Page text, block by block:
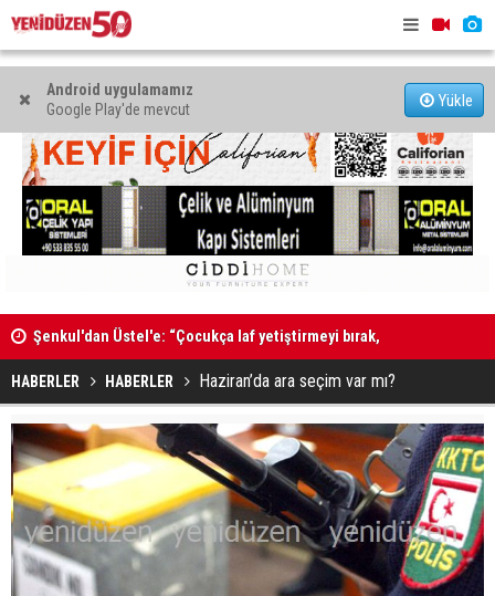
Android uygulamamız
Google Play'de mevcut
Yükle
Şenkul'dan Üstel'e: “Çocukça laf yetiştirmeyi bırak,
Kadın Bedeni Piyasaya Sığmaz
HABERLER HABERLER Haziran’da ara seçim var mı?